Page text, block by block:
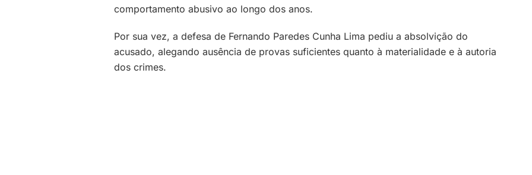
comportamento abusivo ao longo dos anos.
Por sua vez, a defesa de Fernando Paredes Cunha Lima pediu a absolvição do
acusado, alegando ausência de provas suficientes quanto à materialidade e à autoria
dos crimes.